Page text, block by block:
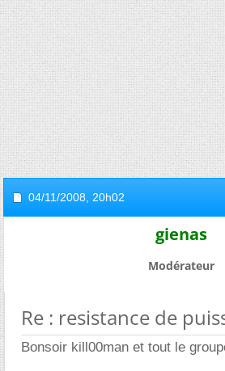
04/11/2008, 20h02
gienas
Modérateur
Re : resistance de
Bonsoir kill00man et tout le